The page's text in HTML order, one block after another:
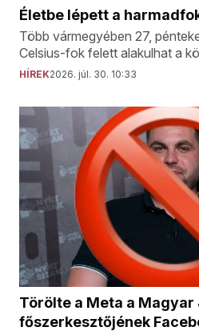
Életbe lépett a
Több vármegyében 27,
Celsius-fok felett alakulhat a
HÍREK2026. júl. 30. 10:33
Törölte a Meta a Magyar
főszerkesztőjének